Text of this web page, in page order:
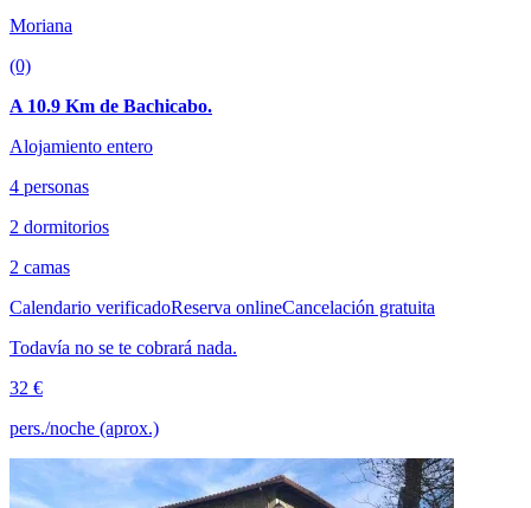
Moriana
(0)
A 10.9 Km de Bachicabo.
Alojamiento entero
4 personas
2 dormitorios
2 camas
Calendario verificadoReserva onlineCancelación gratuita
Todavía no se te cobrará nada.
32 €
pers./noche (aprox.)